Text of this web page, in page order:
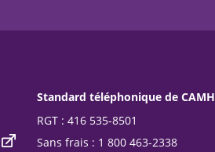
Standard téléphonique de CAMH
RGT : 416 535-8501
Sans frais : 1 800 463-2338